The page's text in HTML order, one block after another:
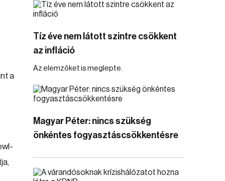
a
Tíz éve nem látott szintre csökkent
az infláció
Az elemzőket is meglepte.
Magyar Péter: nincs szükség
önkéntes fogyasztáscsökkentésre